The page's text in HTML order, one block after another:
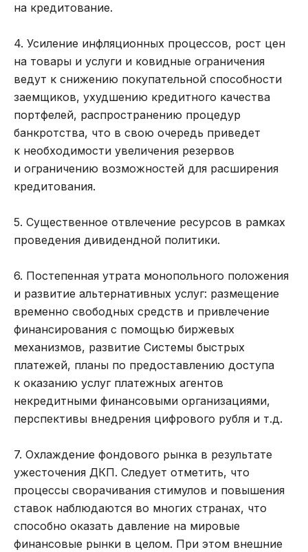
на кредитование.
4. Усиление инфляционных процессов, рост цен
на товары и услуги и ковидные ограничения
ведут к снижению покупательной способности
заемщиков, ухудшению кредитного качества
портфелей, распространению процедур
банкротства, что в свою очередь приведет
к необходимости увеличения резервов
и ограничению возможностей для расширения
кредитования.
5. Существенное отвлечение ресурсов в рамках
проведения дивидендной политики.
6. Постепенная утрата монопольного положения
и развитие альтернативных услуг: размещение
временно свободных средств и привлечение
финансирования с помощью биржевых
механизмов, развитие Системы быстрых
платежей, планы по предоставлению доступа
к оказанию услуг платежных агентов
некредитными финансовыми организациями,
перспективы внедрения цифрового рубля и т.д.
7. Охлаждение фондового рынка в результате
ужесточения ДКП. Следует отметить, что
процессы сворачивания стимулов и повышения
ставок наблюдаются во многих странах, что
способно оказать давление на мировые
финансовые рынки в целом. При этом внешние